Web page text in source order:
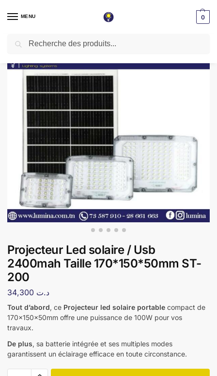
MENU 0
Accueil / Led Solaire / Projecteur Led solaire / Usb 2400mah Taille 170*150*50mm ST-200
Projecteur Led solaire / Usb
2400mah Taille 170*150*50mm ST-
200
د.ت
Tout d’abord, ce Projecteur led solaire portable compact de
170x150x50mm offre une puissance de 100W pour vos
travaux.
De plus, sa batterie intégrée et ses multiples modes
garantissent un éclairage efficace en toute circonstance.